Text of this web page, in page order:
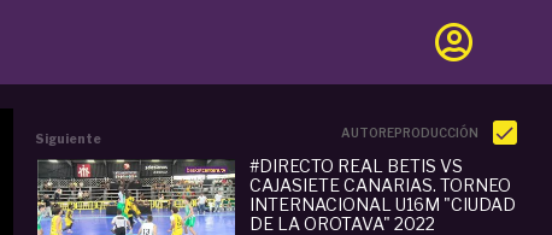
Siguiente AUTOREPRODUCCIÓN
#DIRECTO REAL BETIS VS
CAJASIETE CANARIAS. TORNEO
INTERNACIONAL U16M "CIUDAD
DE LA OROTAVA" 2022